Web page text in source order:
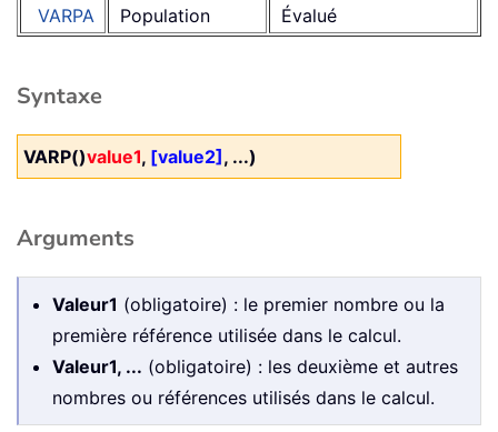
VARPA
Population Évalué
Syntaxe
VARP()value1, [value2], ...)
Arguments
Valeur1 (obligatoire) : le premier nombre ou la
première référence utilisée dans le calcul.
Valeur1, ... (obligatoire) : les deuxième et autres
nombres ou références utilisés dans le calcul.